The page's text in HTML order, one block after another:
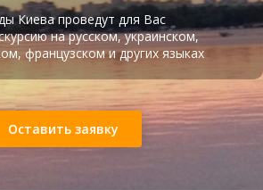
Киева проведут для Вас
на русском, украинском,
французском и других языках
Оставить заявку